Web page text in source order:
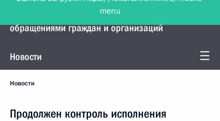
Управление Президента по работе с
обращениями граждан и организаций
Новости
Новости
Продолжен контроль исполнения
menu